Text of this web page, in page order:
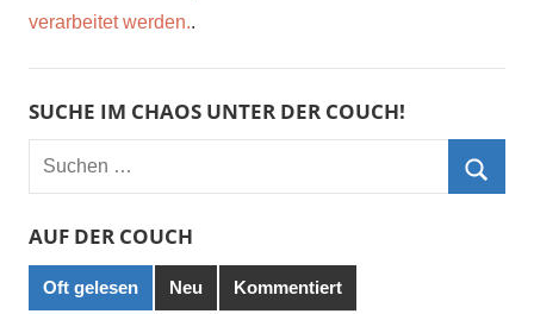
verarbeitet werden..
SUCHE IM CHAOS UNTER DER COUCH!
Suchen
AUF DER COUCH
Oft gelesen Neu Kommentiert